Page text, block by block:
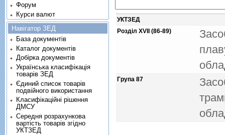
УКТЗЕД
Розділ XVII (86-89)
Група 87
Форум
Курси валют
Навігатор ЗЕД
База документів
Каталог документів
Добірка документів
Українська класифікація
товарів ЗЕД
Єдиний список товарів
подвійного використання
Класифікаційні рішення
ДМСУ
Середня розрахункова
вартість товарів згідно
УКТЗЕД